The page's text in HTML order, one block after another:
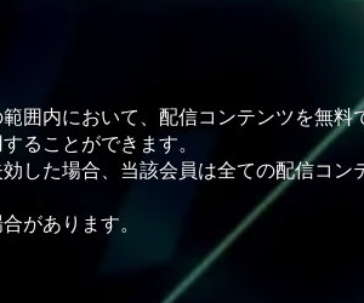
囲内において、配信コンテンツを無料
ることができます。
した場合、当該会員は全ての配信コン
があります。